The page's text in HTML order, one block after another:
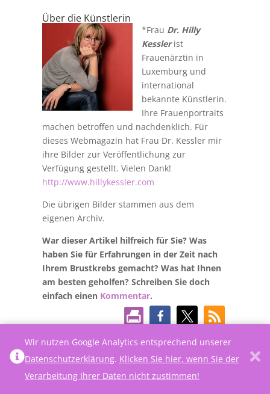
Über die Künstlerin
*Frau Dr. Hilly
Kesslerist
Frauenärztin in
Luxemburg und
international
bekannte Künstlerin.
Ihre Frauenportraits
machen betroffen und nachdenklich. Für
dieses Webmagazin hat Frau Dr. Kessler mir
ihre Bilder zur Veröffentlichung zur
Verfügung gestellt. Vielen Dank!
http://www.hillykessler.com
Die übrigen Bilder stammen aus dem
eigenen Archiv.
War dieser Artikel hilfreich für Sie? Was
haben Sie für Erfahrungen in der Zeit nach
Ihrem Brustkrebs gemacht? Was hat Ihnen
am besten geholfen? Schreiben Sie doch
einfach einen Kommentar.
5 Kommentare
Mandy Murr am 29. Juli 2019 um
Wir nutzen Google Analytics entsprechend unserer
Datenschutzerklärung. Klicken Sie hier, wenn Sie der
Verarbeitung Ihrer Daten nicht zustimmen!